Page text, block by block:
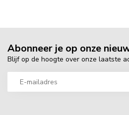
Abonneer je op onze
Blijf op de hoogte over onze laatste